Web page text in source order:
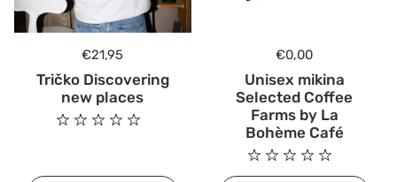
Běžná cena
€21,95
Tričko Discovering
new places
Běžná cena
€0,00
Unisex mikina
Selected Coffee
Farms by La
Bohème Café